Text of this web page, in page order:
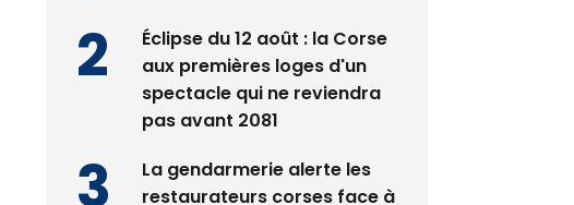
nouvelle Miss Corse 2026
Éclipse du 12 août : la Corse
aux premières loges d'un
pas avant 2081